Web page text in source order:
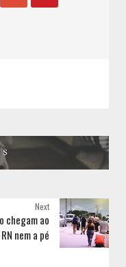
Next
chegam ao
nem a pé